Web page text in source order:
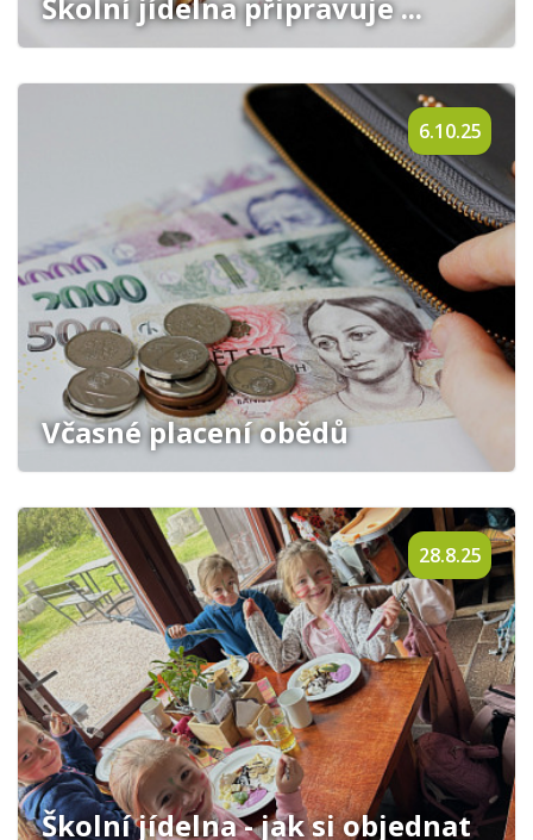
Včasné placení obědů
6.10.25
Školní jídelna - jak si objednat
28.8.25